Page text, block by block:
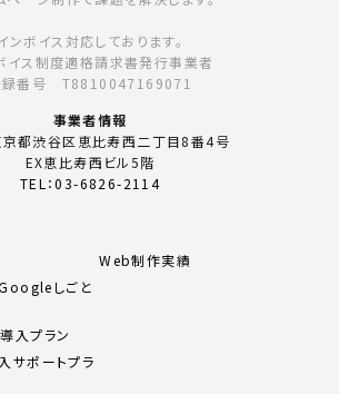
ンボイス対応しております。
イス制度適格請求書発行事業者
録番号 T8810047169071
事業者情報
京都渋谷区恵比寿西二丁目8番4号
EX恵比寿西ビル5階
TEL：03-6826-2114
しごと
入プラン
サポートプラ
Web制作実績